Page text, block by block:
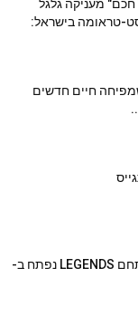
מעניקה גלגל
טראומה בישראל:
חיים חדשים
7 אטרקציות בכרטיס אחד: מתחם LEGENDS נפתח ב-